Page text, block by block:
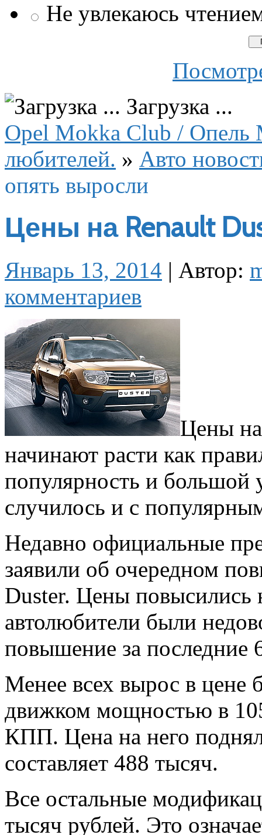
Не увлекаюсь
Загрузка ...
Opel Mokka Club / Опель
любителей. » Авто
опять выросли
Цены на Renault
Январь 13, 2014 | Автор:
комментариев
Цены
начинают расти как
популярность и большой
случилось и с
Недавно официальные
заявили об очередном
Duster. Цены повысились
автолюбители были
повышение за последние
Менее всех вырос в цене
движком мощностью в
КПП. Цена на него
составляет 488 тысяч.
Все остальные
тысяч рублей. Это